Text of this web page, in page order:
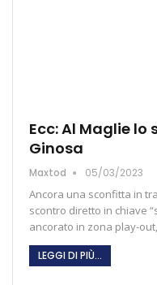
Ecc: Al Maglie lo
Ginosa
Maxtod 05/03/2023
Ancora una sconfitta in
scontro diretto in chiave
ancorato in zona play-
LEGGI DI PIÙ...